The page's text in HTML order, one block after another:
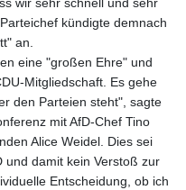
kündigte demnach
an.
eine "großen Ehre" und
Mitgliedschaft. Es gehe
den Parteien steht", sagte
mit AfD-Chef Tino
Alice Weidel. Dies sei
und damit kein Verstoß zur
Entscheidung, ob ich